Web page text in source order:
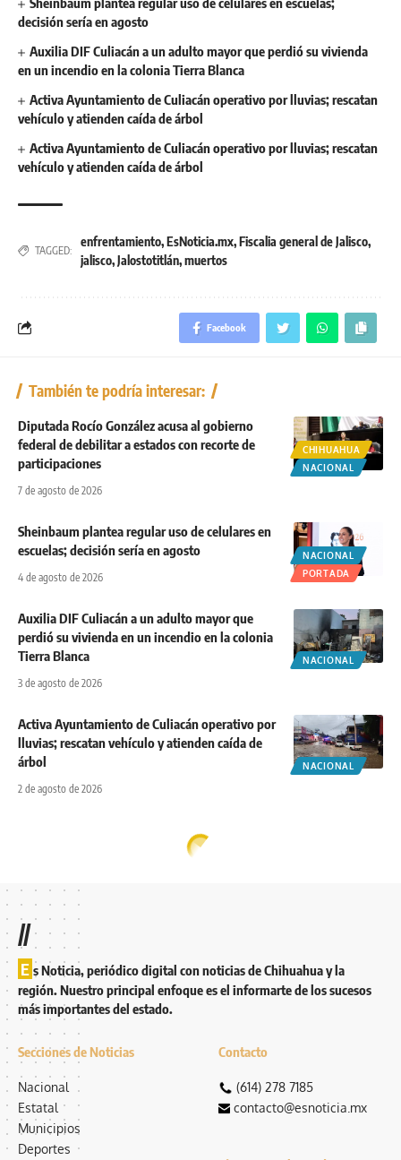
decisión sería en agosto
Auxilia DIF Culiacán a un adulto mayor que perdió su vivienda
en un incendio en la colonia Tierra Blanca
Activa Ayuntamiento de Culiacán operativo por lluvias; rescatan
vehículo y atienden caída de árbol
Activa Ayuntamiento de Culiacán operativo por lluvias; rescatan
vehículo y atienden caída de árbol
TAGGED:
enfrentamiento,EsNoticia.mx,Fiscalia general de Jalisco,
jalisco,Jalostotitlán,muertos
Facebook
También te podría interesar:
CHIHUAHUA
NACIONAL
Diputada Rocío González acusa al gobierno
federal de debilitar a estados con recorte de
participaciones
7 de agosto de 2026
NACIONAL
PORTADA
Sheinbaum plantea regular uso de celulares en
escuelas; decisión sería en agosto
4 de agosto de 2026
NACIONAL
Auxilia DIF Culiacán a un adulto mayor que
perdió su vivienda en un incendio en la colonia
Tierra Blanca
3 de agosto de 2026
NACIONAL
Activa Ayuntamiento de Culiacán operativo por
lluvias; rescatan vehículo y atienden caída de
árbol
2 de agosto de 2026
//
E s Noticia, periódico digital con noticias de Chihuahua y la
región. Nuestro principal enfoque es el informarte de los sucesos
más importantes del estado.
Secciones de Noticias
Nacional
Estatal
Municipios
Deportes
Contacto
(614) 278 7185
contacto@esnoticia.mx